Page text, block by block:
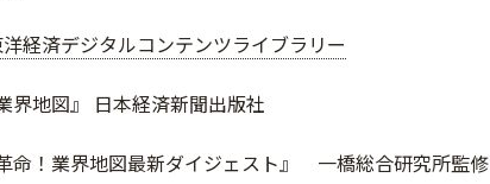
経済デジタルコンテンツライブラリー
界地図』 日本経済新聞出版社
革命！業界地図最新ダイジェスト』 一橋総合研究所監